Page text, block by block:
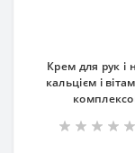
Крем для рук і
кальцієм і